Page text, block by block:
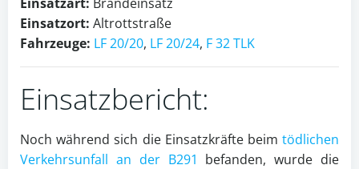
Einsatzort: Altrottstraße
Fahrzeuge: LF 20/20, LF 20/24, F 32 TLK
Einsatzbericht:
Noch während sich die Einsatzkräfte beim tödlichen
Verkehrsunfall an der B291 befanden, wurde die